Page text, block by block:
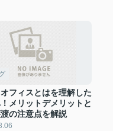
フィスとはを理解した
メリットデメリットと
の注意点を解説